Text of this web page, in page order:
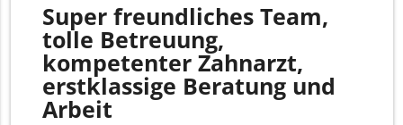
Super freundliches Team,
tolle Betreuung,
kompetenter Zahnarzt,
erstklassige Beratung und
Arbeit